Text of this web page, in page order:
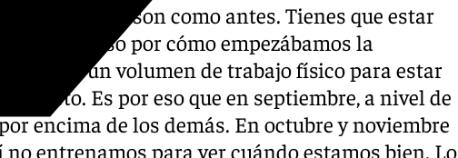
cosas ya no son como antes. Tienes que estar
nuestro caso por cómo empezábamos la
un volumen de trabajo físico para estar
Es por eso que en septiembre, a nivel de
encima de los demás. En octubre y noviembre
no entrenamos para ver cuándo estamos bien. Lo